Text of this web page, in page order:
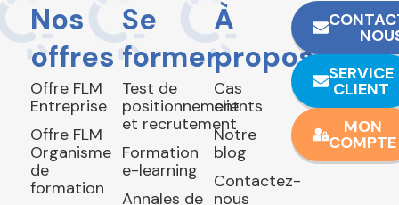
Nos
offres
Offre FLM
Entreprise
Offre FLM
Organisme
de
formation
Se
former
Test de
positionnement
et recrutement
Formation
e-learning
Annales de
À
propos
Cas
clients
Notre
blog
Contactez-
nous
SERVICE
CLIENT
MON
COMPTE